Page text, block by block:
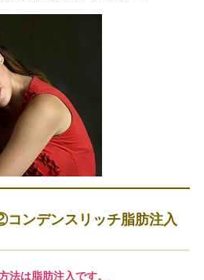
ンデンスリッチ脂肪注入
法は脂肪注入です。